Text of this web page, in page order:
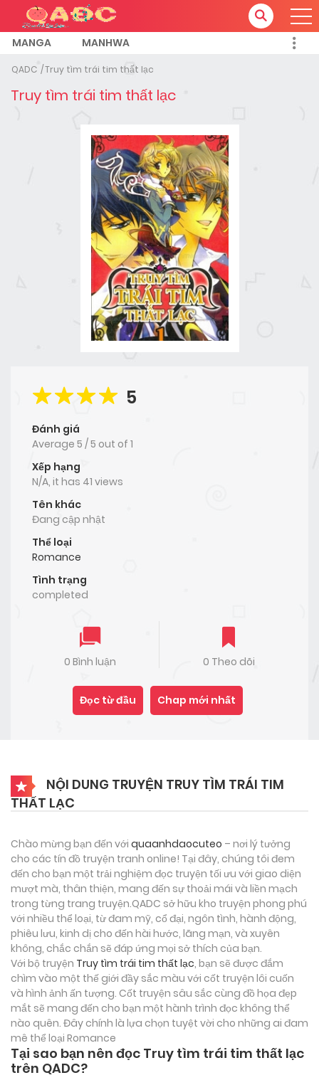
MANGA MANHWA
QADC Truy tìm trái tim thất lạc
Truy tìm trái tim thất lạc
5
Đánh giá
Average 5 /5 out of 1
Xếp hạng
N/A, it has 41 views
Tên khác
Đang cập nhật
Thể loại
Romance
Tình trạng
completed
0 Bình luận 0 Theo dõi
Đọc từ đầu Chap mới nhất
NỘI DUNG TRUYỆN TRUY TÌM TRÁI TIM
THẤT LẠC
Chào mừng bạn đến với quaanhdaocuteo – nơi lý tưởng
cho các tín đồ truyện tranh online! Tại đây, chúng tôi đem
đến cho bạn một trải nghiệm đọc truyện tối ưu với giao diện
mượt mà, thân thiện, mang đến sự thoải mái và liền mạch
trong từng trang truyện.QADC sở hữu kho truyện phong phú
với nhiều thể loại, từ đam mỹ, cổ đại, ngôn tình, hành động,
phiêu lưu, kinh dị cho đến hài hước, lãng mạn, và xuyên
không, chắc chắn sẽ đáp ứng mọi sở thích của bạn.
Với bộ truyện Truy tìm trái tim thất lạc, bạn sẽ được đắm
chìm vào một thế giới đầy sắc màu với cốt truyện lôi cuốn
và hình ảnh ấn tượng. Cốt truyện sâu sắc cùng đồ họa đẹp
mắt sẽ mang đến cho bạn một hành trình đọc không thể
nào quên. Đây chính là lựa chọn tuyệt vời cho những ai đam
mê thể loại Romance
Tại sao bạn nên đọc Truy tìm trái tim thất lạc
trên QADC?